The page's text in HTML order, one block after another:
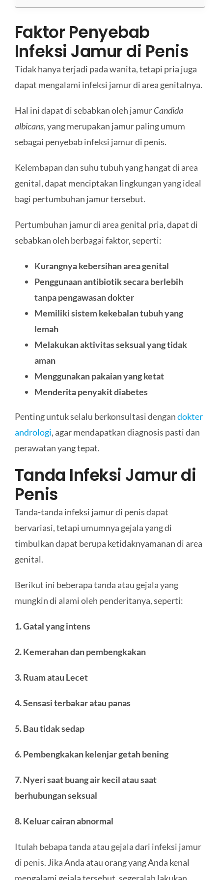
Faktor Penyebab
Infeksi Jamur di Penis
Tidak hanya terjadi pada wanita, tetapi pria juga
dapat mengalami infeksi jamur di area genitalnya.
Hal ini dapat di sebabkan oleh jamurCandida
albicans, yang merupakan jamur paling umum
sebagai penyebab infeksi jamur di penis.
Kelembapan dan suhu tubuh yang hangat di area
genital, dapat menciptakan lingkungan yang ideal
bagi pertumbuhan jamur tersebut.
Pertumbuhan jamur di area genital pria, dapat di
sebabkan oleh berbagai faktor, seperti:
Kurangnya kebersihan area genital
Penggunaan antibiotik secara berlebih
tanpa pengawasan dokter
Memiliki sistem kekebalan tubuh yang
lemah
Melakukan aktivitas seksual yang tidak
aman
Menggunakan pakaian yang ketat
Menderita penyakit diabetes
Penting untuk selalu berkonsultasi dengandokter
andrologi, agar mendapatkan diagnosis pasti dan
perawatan yang tepat.
Tanda Infeksi Jamur di
Penis
Tanda-tanda infeksi jamur di penis dapat
bervariasi, tetapi umumnya gejala yang di
timbulkan dapat berupa ketidaknyamanan di area
genital.
Berikut ini beberapa tanda atau gejala yang
mungkin di alami oleh penderitanya, seperti:
1. Gatal yang intens
2. Kemerahan dan pembengkakan
3. Ruam atau Lecet
4. Sensasi terbakar atau panas
5. Bau tidak sedap
6. Pembengkakan kelenjar getah bening
7. Nyeri saat buang air kecil atau saat
berhubungan seksual
8. Keluar cairan abnormal
Itulah bebapa tanda atau gejala dari infeksi jamur
di penis. Jika Anda atau orang yang Anda kenal